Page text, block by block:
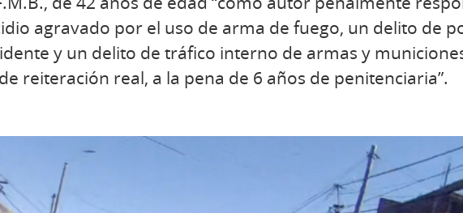
agravado por el uso de arma de fuego, un delito de
y un delito de tráfico interno de armas y
reiteración real, a la pena de 6 años de penitenciaria”.